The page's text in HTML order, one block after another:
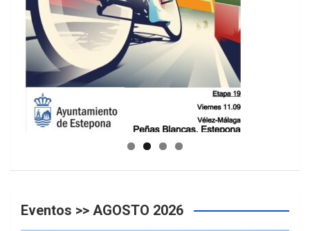
GUIA DE INSTALACIONES DEPORTIVAS
Eventos >> AGOSTO 2026